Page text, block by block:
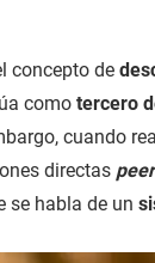
concepto de
como tercero
cuando
directas
se habla de un